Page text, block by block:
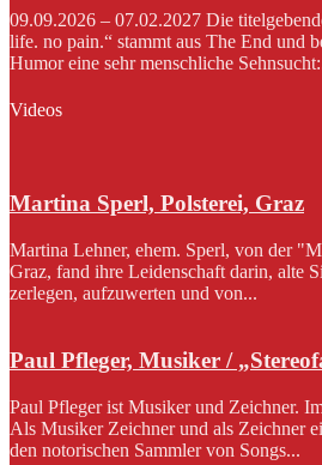
09.09.2026 – 07.02.2027 Die
life. no pain.“ stammt aus The End und
Humor eine sehr menschliche
Videos
Martina Sperl, Polsterei, Graz
Martina Lehner, ehem. Sperl, von der
Graz, fand ihre Leidenschaft darin, alte
zerlegen, aufzuwerten und von...
Paul Pfleger, Musiker /
Paul Pfleger ist Musiker und Zeichner.
Als Musiker Zeichner und als Zeichner
den notorischen Sammler von Songs...